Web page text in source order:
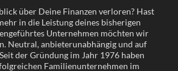
über Deine Finanzen verloren? Hast
in die Leistung deines bisherigen
Unternehmen möchten wir
Neutral, anbieterunabhängig und auf
der Gründung im Jahr 1976 haben
Familienunternehmen im